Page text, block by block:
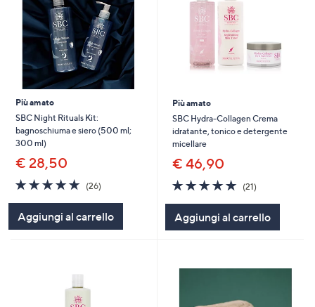
Più amato
SBC Night Rituals Kit:
bagnoschiuma e siero (500 ml;
300 ml)
€ 28,50
4.7
of
Stars
(26)
Aggiungi al carrello
Più amato
SBC Hydra-Collagen Crema
idratante, tonico e detergente
micellare
€ 46,90
4.9
of
Stars
(21)
Aggiungi al carrello